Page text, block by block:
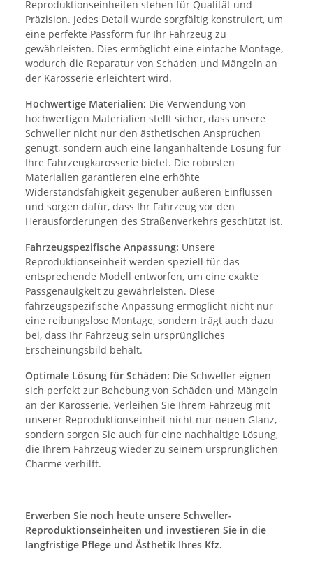
Reproduktionseinheiten stehen für Qualität und
Präzision. Jedes Detail wurde sorgfältig konstruiert, um
eine perfekte Passform für Ihr Fahrzeug zu
gewährleisten. Dies ermöglicht eine einfache Montage,
wodurch die Reparatur von Schäden und Mängeln an
der Karosserie erleichtert wird.
Hochwertige Materialien: Die Verwendung von
hochwertigen Materialien stellt sicher, dass unsere
Schweller nicht nur den ästhetischen Ansprüchen
genügt, sondern auch eine langanhaltende Lösung für
Ihre Fahrzeugkarosserie bietet. Die robusten
Materialien garantieren eine erhöhte
Widerstandsfähigkeit gegenüber äußeren Einflüssen
und sorgen dafür, dass Ihr Fahrzeug vor den
Herausforderungen des Straßenverkehrs geschützt ist.
Fahrzeugspezifische Anpassung: Unsere
Reproduktionseinheit werden speziell für das
entsprechende Modell entworfen, um eine exakte
Passgenauigkeit zu gewährleisten. Diese
fahrzeugspezifische Anpassung ermöglicht nicht nur
eine reibungslose Montage, sondern trägt auch dazu
bei, dass Ihr Fahrzeug sein ursprüngliches
Erscheinungsbild behält.
Optimale Lösung für Schäden: Die Schweller eignen
sich perfekt zur Behebung von Schäden und Mängeln
an der Karosserie. Verleihen Sie Ihrem Fahrzeug mit
unserer Reproduktionseinheit nicht nur neuen Glanz,
sondern sorgen Sie auch für eine nachhaltige Lösung,
die Ihrem Fahrzeug wieder zu seinem ursprünglichen
Charme verhilft.
Erwerben Sie noch heute unsere Schweller-
Reproduktionseinheiten und investieren Sie in die
langfristige Pflege und Ästhetik Ihres Kfz.